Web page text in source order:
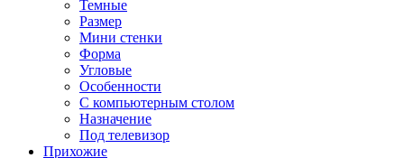
Темные
Размер
Мини стенки
Форма
Угловые
Особенности
С компьютерным столом
Назначение
Под телевизор
Прихожие